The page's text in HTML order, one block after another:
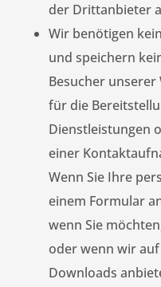
der Drittanbieter
Wir benötigen
und speichern
Besucher unserer
für die
Dienstleistungen
einer
Wenn Sie Ihre
einem Formular
wenn Sie
oder wenn wir auf
Downloads